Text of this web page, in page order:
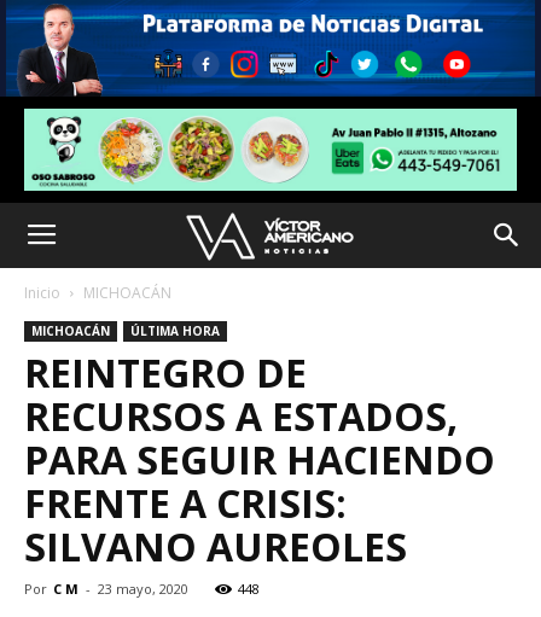
Inicio MICHOACÁN
MICHOACÁN ÚLTIMA HORA
REINTEGRO DE
RECURSOS A ESTADOS,
PARA SEGUIR HACIENDO
FRENTE A CRISIS:
SILVANO AUREOLES
Por C M - 23 mayo, 2020 448